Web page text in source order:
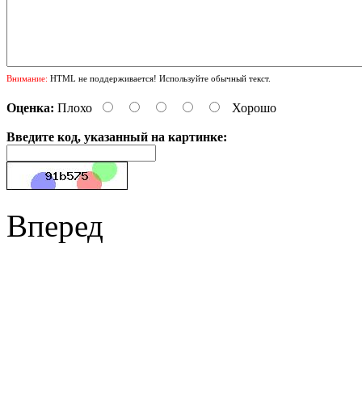
Внимание: HTML не поддерживается! Используйте обычный текст.
Оценка: Плохо Хорошо
Введите код, указанный на картинке:
Вперед